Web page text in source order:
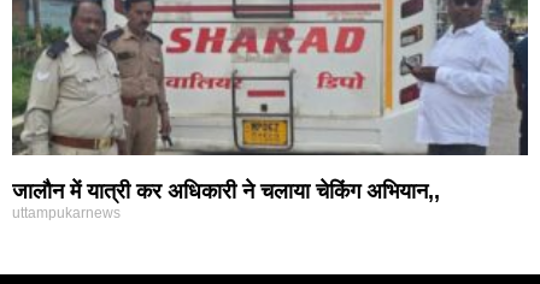
जालौन में यात्री कर अधिकारी ने चलाया चेकिंग अभियान,,
uttampukarnews